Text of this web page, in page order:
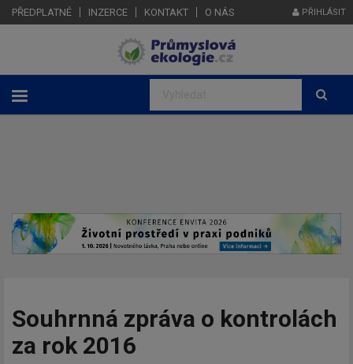
PŘEDPLATNÉ INZERCE KONTAKT O NÁS PŘIHLÁSIT
Souhrnná zpráva o kontrolách
za rok 2016